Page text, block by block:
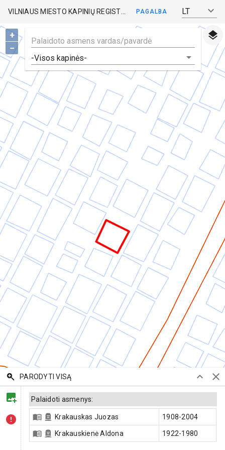
PAGALBA LT
+
−
-Visos kapinės-
PARODYTI VISĄ
Palaidoti asmenys:
Krakauskas Juozas 1908-2004
Krakauskienė Aldona 1922-1980